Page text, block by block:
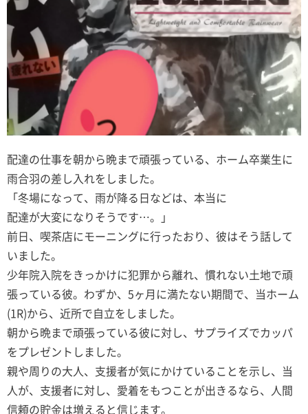
配達の仕事を朝から晩まで頑張っている、ホーム卒業生に
雨合羽の差し入れをしました。
「冬場になって、雨が降る日などは、本当に
配達が大変になりそうです…。」
前日、喫茶店にモーニングに行ったおり、彼はそう話して
いました。
少年院入院をきっかけに犯罪から離れ、慣れない土地で頑
張っている彼。わずか、5ヶ月に満たない期間で、当ホーム
(1R)から、近所で自立をしました。
朝から晩まで頑張っている彼に対し、サプライズでカッパ
をプレゼントしました。
親や周りの大人、支援者が気にかけていることを示し、当
人が、支援者に対し、愛着をもつことが出きるなら、人間
信頼の貯金は増えると信じます。